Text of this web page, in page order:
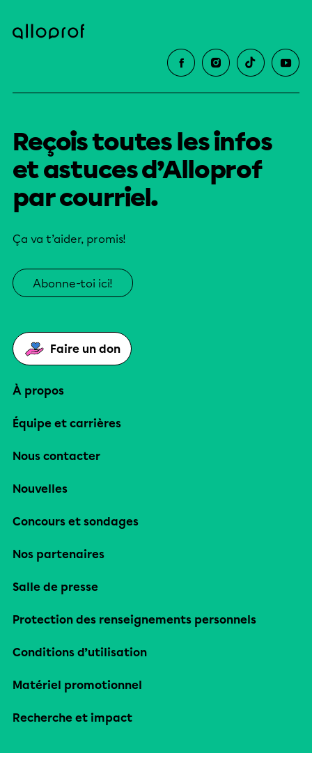
Reçois toutes les infos
et astuces d’Alloprof
par courriel.
Ça va t’aider, promis!
Abonne-toi ici!
Faire un don
À propos
Équipe et carrières
Nous contacter
Nouvelles
Concours et sondages
Nos partenaires
Salle de presse
Protection des renseignements personnels
Conditions d’utilisation
Matériel promotionnel
Recherche et impact